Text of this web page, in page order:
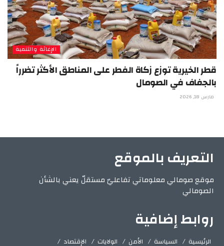
الإغاثة والتنمية
قطر الخيرية توزع زكاة الفطر على المناطق الأكثر تضرراً
بالجفاف في الصومال
مارس 18, 2026
التعريف بالموقع
موقع صومالي معلوماتي تفاعليّ مستقلّ يعني بالشأن
الصومالي
روابط إضافية
الرئيسية السياسة الأمن الولايات الإقتصاد